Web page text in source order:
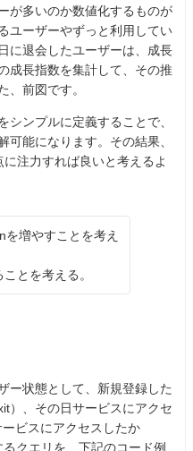
が多いのか数値化するものが
ユーザーやずっと利用してい
に退会したユーザーは、成長
成長指数を集計して、その推
、前図です。
ンプルに定義することで、
可能になります。その結果、
注力すれば良いと考えるよ
増やすことを考え
とを考える。
ー状態として、新規登録した
）、その日サービスにアクセ
ビスにアクセスしたか
クエリを、下記のコード例